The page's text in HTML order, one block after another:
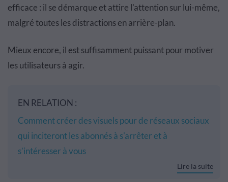
efficace : il se démarque et attire l'attention sur lui-même,
malgré toutes les distractions en arrière-plan.
Mieux encore, il est suffisamment puissant pour motiver
les utilisateurs à agir.
EN RELATION :
Comment créer des visuels pour de réseaux sociaux
qui inciteront les abonnés à s'arrêter et à
s’intéresser à vous
Lire la suite